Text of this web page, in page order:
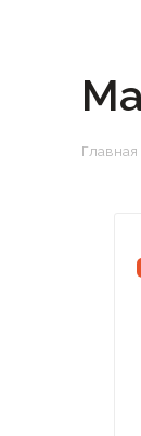
Главная